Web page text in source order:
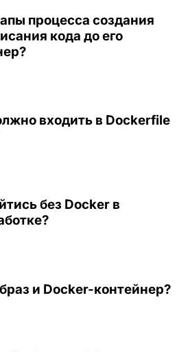
процесса создания
кода до его
входить в Dockerfile
без Docker в
и Docker-контейнер?